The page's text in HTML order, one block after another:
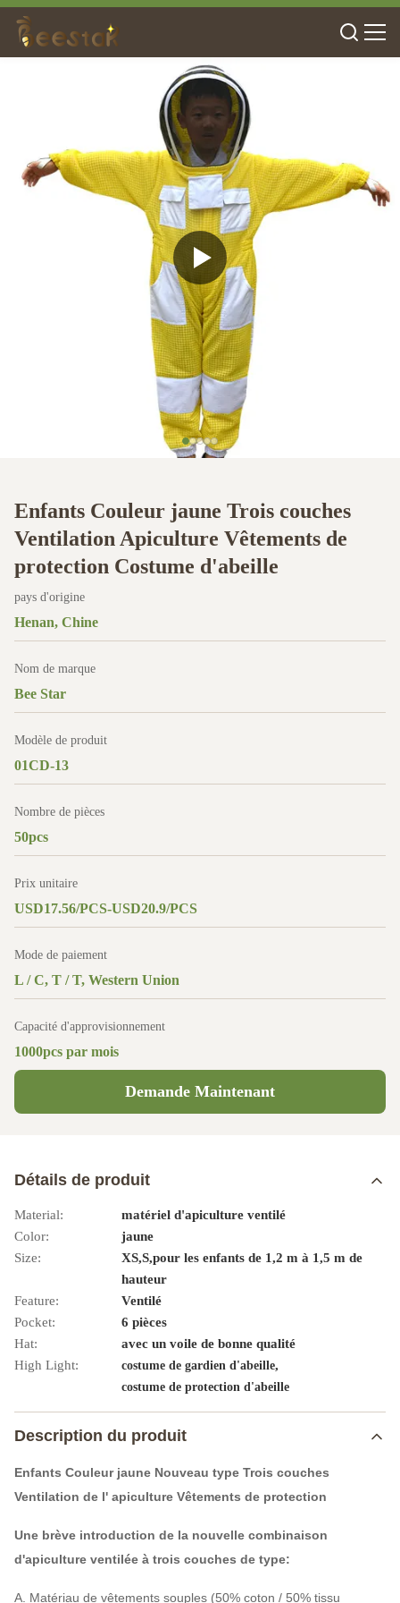
Enfants Couleur jaune Trois couches
Ventilation Apiculture Vêtements de
protection Costume d'abeille
pays d'origine
Henan, Chine
Nom de marque
Bee Star
Modèle de produit
01CD-13
Nombre de pièces
50pcs
Prix unitaire
USD17.56/PCS-USD20.9/PCS
Mode de paiement
L / C, T / T, Western Union
Capacité d'approvisionnement
1000pcs par mois
Demande Maintenant
Détails de produit
Material:
matériel d'apiculture ventilé
Color:
jaune
Size:
XS,S,pour les enfants de 1,2 m à 1,5 m de
hauteur
Feature:
Ventilé
Pocket:
6 pièces
Hat:
avec un voile de bonne qualité
High Light:
costume de gardien d'abeille,
costume de protection d'abeille
Description du produit
Enfants Couleur jaune Nouveau type Trois couches
Ventilation de l' apiculture Vêtements de protection
Une brève introduction de la nouvelle combinaison
d'apiculture ventilée à trois couches de type:
A. Matériau de vêtements souples (50% coton / 50% tissu